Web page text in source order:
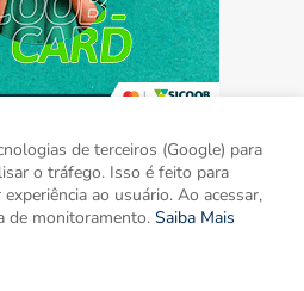
Contato Mídia Kit
de terceiros (Google) para
o tráfego. Isso é feito para
ao usuário. Ao acessar,
de monitoramento. Saiba Mais